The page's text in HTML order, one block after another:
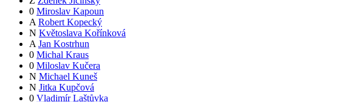
0 Miroslav Kapoun
A Robert Kopecký
N Květoslava Kořínková
A Jan Kostrhun
0 Michal Kraus
0 Miloslav Kučera
N Michael Kuneš
N Jitka Kupčová
0 Vladimír Laštůvka